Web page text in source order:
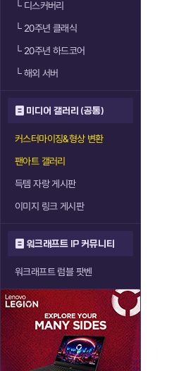
└디스커버리
└20주년 클래식
└20주년 하드코어
└해외 서버
미디어 갤러리 (공통)
커스터마이징&형상 변환
팬아트 갤러리
득템 자랑 게시판
이미지 링크 게시판
워크래프트 IP 커뮤니티
워크래프트 럼블 팟벤